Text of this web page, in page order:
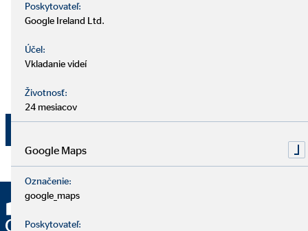
e-mailovej adresy a telefónneho čísla na vyššie uvedené
účely. Súhlas je možné kedykoľvek s účinnosťou do
alebo poštou na adresu zodpovedného pracovníka OVB
Bratislava - mestská časť Nové Mesto.
Poskytovateľ:
Google Ireland Ltd.
Účel:
Vkladanie videí
Životnosť:
24 mesiacov
Google Maps
Označenie:
google_maps
Poskytovateľ: